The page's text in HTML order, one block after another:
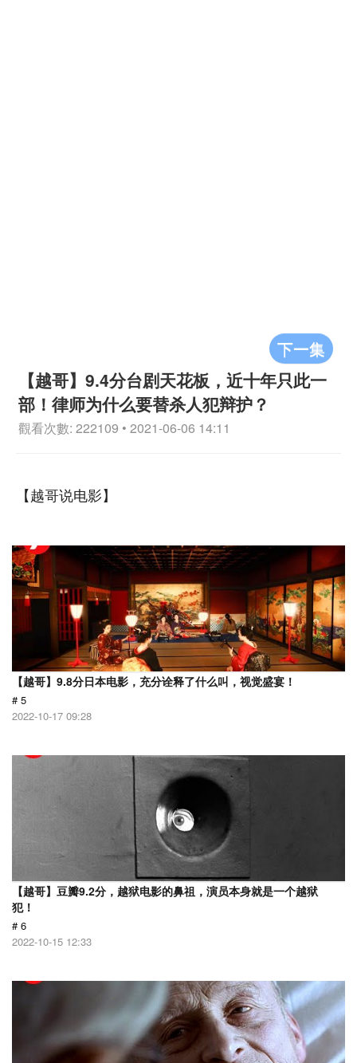
下一集
【越哥】9.4分台剧天花板，近十年只此一
部！律师为什么要替杀人犯辩护？
觀看次數: 222109 • 2021-06-06 14:11
【越哥说电影】
【越哥】9.8分日本电影，充分诠释了什么叫，视觉盛宴！
# 5
2022-10-17 09:28
【越哥】豆瓣9.2分，越狱电影的鼻祖，演员本身就是一个越狱
犯！
# 6
2022-10-15 12:33